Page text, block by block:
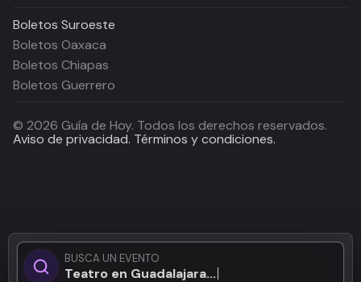
BUSCA UN EVENTO
Teatro en Guadalajara...
Boletos Suroeste
Boletos Oaxaca
Boletos Chiapas
Boletos Guerrero
© 2026 Guía de Hoy. Todos los derechos reservados.
Aviso de privacidad. Términos y condiciones.